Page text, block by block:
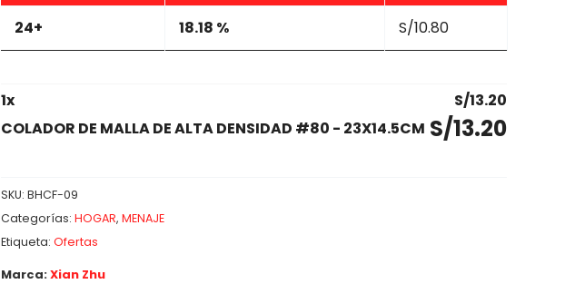
#80
-
cantidad
24+ 18.18 % S/10.80
1x S/13.20
COLADOR DE MALLA DE ALTA DENSIDAD #80 - 23X14.5CM S/13.20
SKU: BHCF-09
Categorías: HOGAR, MENAJE
Etiqueta: Ofertas
Marca:Xian Zhu